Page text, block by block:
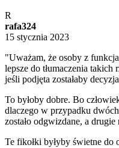
R
rafa324
15 stycznia 2023
"Uważam, że osoby z
lepsze do tłumaczenia
jeśli podjęta zostałaby
To byłoby dobre. Bo
dlaczego w przypadku
zostało odgwizdane, a drugie
Te fikołki byłyby świetne do